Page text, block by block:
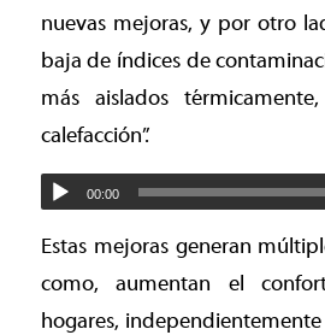
nuevas mejoras, y por otro
baja de índices de
más aislados
calefacción”.
00:00
Estas mejoras generan
como, aumentan el
hogares,